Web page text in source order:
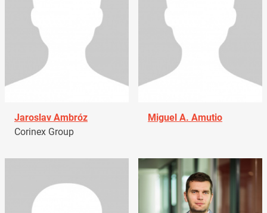
Jaroslav Ambróz
Corinex Group
Miguel A. Amutio